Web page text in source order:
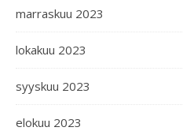
marraskuu 2023
lokakuu 2023
syyskuu 2023
elokuu 2023